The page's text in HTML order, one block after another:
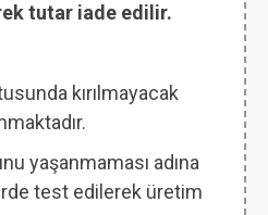
tutar iade edilir.
kırılmayacak
yaşanmaması adına
test edilerek üretim